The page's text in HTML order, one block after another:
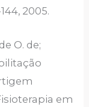
2005.
O. de;
em